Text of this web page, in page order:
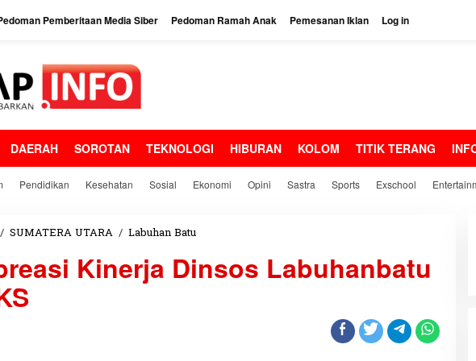
Pemberitaan Media Siber Pedoman Ramah Anak Pemesanan Iklan Log in
DAERAH SOROTAN TEKNOLOGI HIBURAN KOLOM TITIK TERANG
Pendidikan Kesehatan Sosial Ekonomi Opini Sastra Sports Exschool
/ SUMATERA UTARA / Labuhan Batu
a
r
Kinerja Dinsos Labuhanbatu